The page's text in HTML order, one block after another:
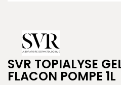
SVR TOPIALYSE
FLACON POMPE 1L